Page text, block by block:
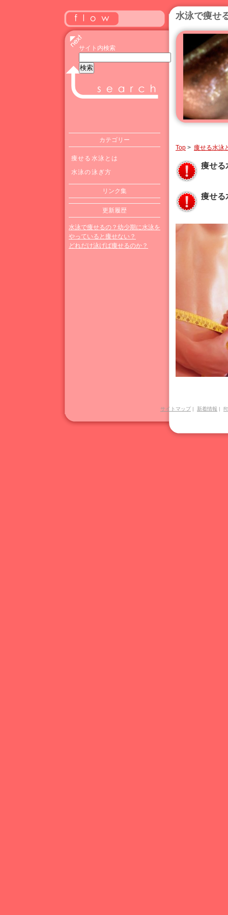
水泳で痩せ
サイト内検索
Top > 痩せる水泳
痩せる
痩せる
カテゴリー
痩せる水泳とは
水泳の泳ぎ方
リンク集
更新履歴
水泳で痩せるの？幼少期に水泳を
やっていると痩せない？
どれだけ泳げば痩せるのか？
サイトマップ | 新着情報 |